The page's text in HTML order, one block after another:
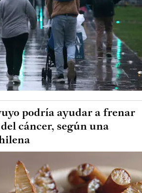
podría ayudar a frenar
cáncer, según una